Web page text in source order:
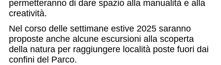
permetteranno di dare spazio alla manualità e alla
creatività.
Nel corso delle settimane estive 2025 saranno
proposte anche alcune escursioni alla scoperta
della natura per raggiungere località poste fuori dai
confini del Parco.